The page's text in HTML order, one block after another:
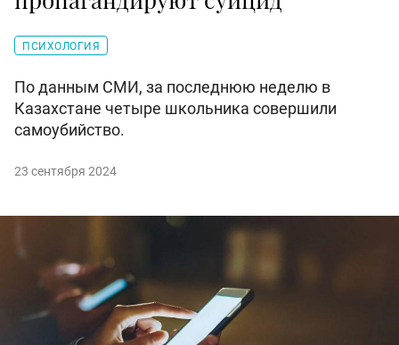
ПСИХОЛОГИЯ
По данным СМИ, за последнюю неделю в
Казахстане четыре школьника совершили
самоубийство.
23 сентября 2024